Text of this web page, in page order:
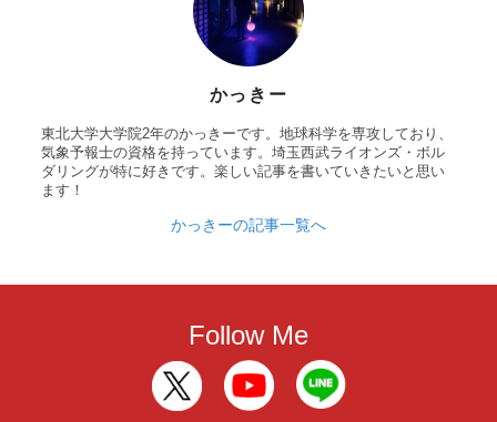
かっきー
東北大学大学院2年のかっきーです。地球科学を専攻しており、
気象予報士の資格を持っています。埼玉西武ライオンズ・ボル
ダリングが特に好きです。楽しい記事を書いていきたいと思い
ます！
かっきーの記事一覧へ
Follow Me